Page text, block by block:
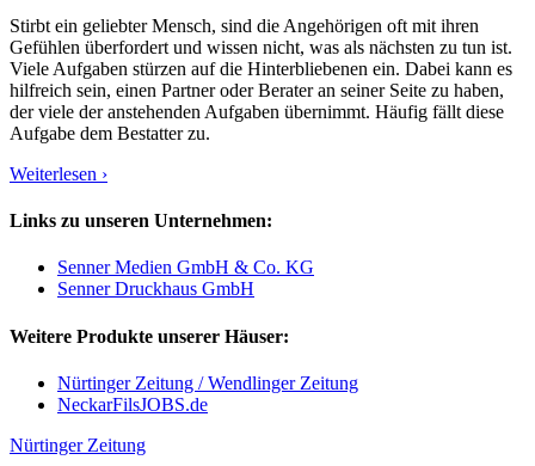
Stirbt ein geliebter Mensch, sind die Angehörigen oft mit ihren
Gefühlen überfordert und wissen nicht, was als nächsten zu tun ist.
Viele Aufgaben stürzen auf die Hinterbliebenen ein. Dabei kann es
hilfreich sein, einen Partner oder Berater an seiner Seite zu haben,
der viele der anstehenden Aufgaben übernimmt. Häufig fällt diese
Aufgabe dem Bestatter zu.
Weiterlesen ›
Links zu unseren Unternehmen:
Senner Medien GmbH & Co. KG
Senner Druckhaus GmbH
Weitere Produkte unserer Häuser:
Nürtinger Zeitung / Wendlinger Zeitung
NeckarFilsJOBS.de
Nürtinger Zeitung